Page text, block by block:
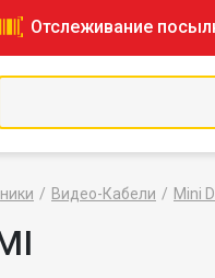
Отслеживание
Видео-Кабели Mini